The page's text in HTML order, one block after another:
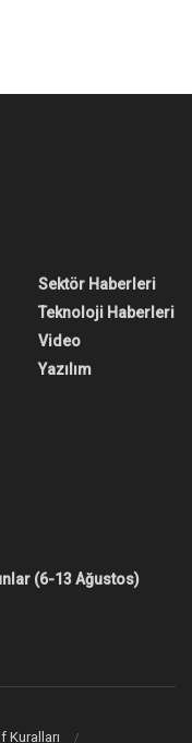
Sektör Haberleri
Teknoloji Haberleri
Video
Yazılım
(6-13 Ağustos)
Kuralları